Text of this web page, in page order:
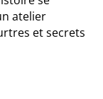
atelier
et secrets